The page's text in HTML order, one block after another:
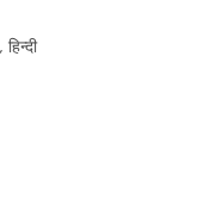
English, 日本語, Indonesia, עברית, हिन्दी